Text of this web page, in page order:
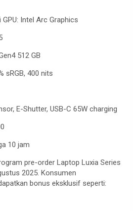
GPU: Intel Arc Graphics
512 GB
sRGB, 400 nits
E-Shutter, USB-C 65W charging
10 jam
pre-order Laptop Luxia Series
2025. Konsumen
bonus eksklusif seperti: